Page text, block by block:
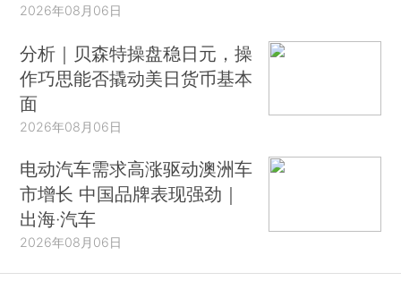
2026年08月06日
分析｜贝森特操盘稳日元，操
作巧思能否撬动美日货币基本
面
2026年08月06日
电动汽车需求高涨驱动澳洲车
市增长 中国品牌表现强劲｜
出海·汽车
2026年08月06日